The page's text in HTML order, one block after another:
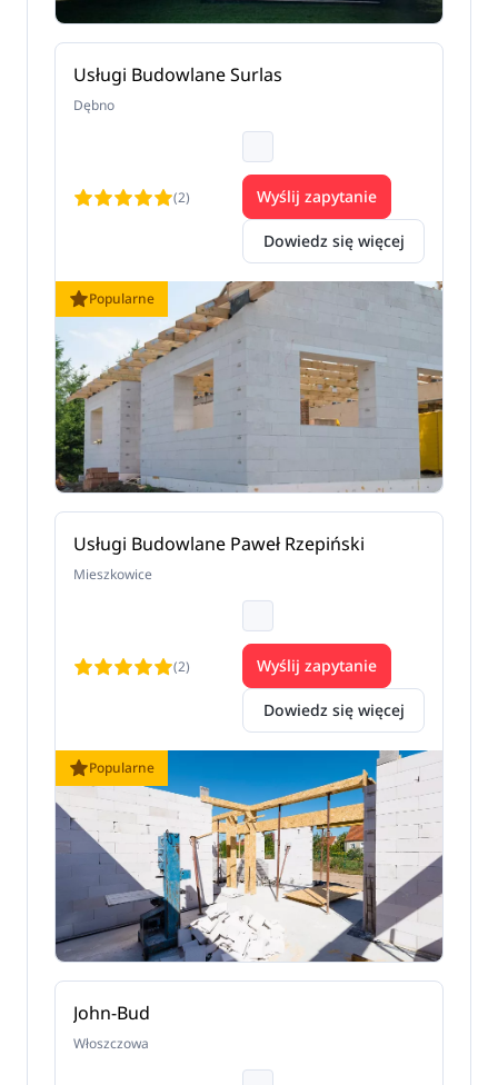
Popularne
Usługi Budowlane Surlas
Dębno
(2)
Dowiedz się więcej
Wyślij zapytanie
Popularne
Usługi Budowlane Paweł Rzepiński
Mieszkowice
(2)
Dowiedz się więcej
Wyślij zapytanie
John-Bud
Włoszczowa